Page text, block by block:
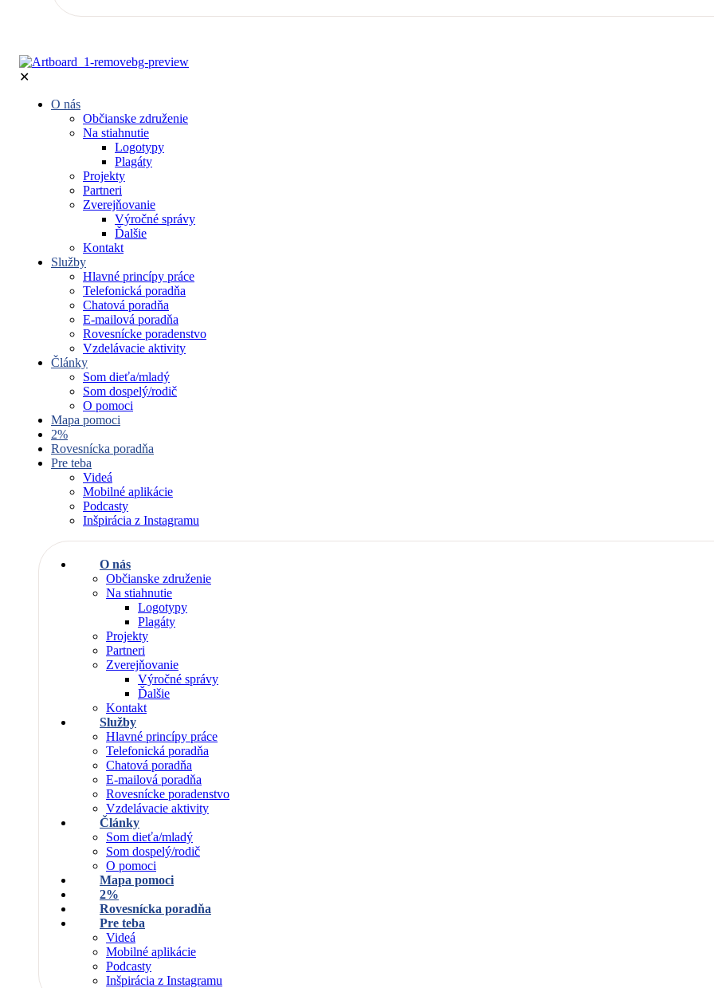
✕
O nás
Občianske združenie
Na stiahnutie
Logotypy
Plagáty
Projekty
Partneri
Zverejňovanie
Výročné správy
Ďalšie
Kontakt
Služby
Hlavné princípy práce
Telefonická poradňa
Chatová poradňa
E-mailová poradňa
Rovesnícke poradenstvo
Vzdelávacie aktivity
Články
Som dieťa/mladý
Som dospelý/rodič
O pomoci
Mapa pomoci
2%
Rovesnícka poradňa
Pre teba
Videá
Mobilné aplikácie
Podcasty
Inšpirácia z Instagramu
O nás
Občianske združenie
Na stiahnutie
Logotypy
Plagáty
Projekty
Partneri
Zverejňovanie
Výročné správy
Ďalšie
Kontakt
Služby
Hlavné princípy práce
Telefonická poradňa
Chatová poradňa
E-mailová poradňa
Rovesnícke poradenstvo
Vzdelávacie aktivity
Články
Som dieťa/mladý
Som dospelý/rodič
O pomoci
Mapa pomoci
2%
Rovesnícka poradňa
Pre teba
Videá
Mobilné aplikácie
Podcasty
Inšpirácia z Instagramu